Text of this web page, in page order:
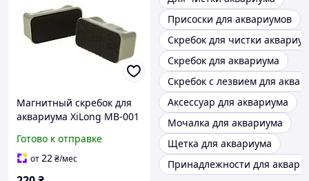
Магнитный скребок для
аквариума XiLong MB-001
6,5x3,2x3,1 см
Готово к отправке
от22₴/мес
Присоски для аквариумов
Скребок для чистки
Скребок для аквариума
Скребок с лезвием для
Аксессуар для аквариума
Мочалка для аквариума
Щетка для аквариума
Принадлежности для